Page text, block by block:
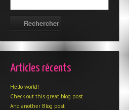
Articles récents
Hello world!
Check out this great blog post
And another Blog post